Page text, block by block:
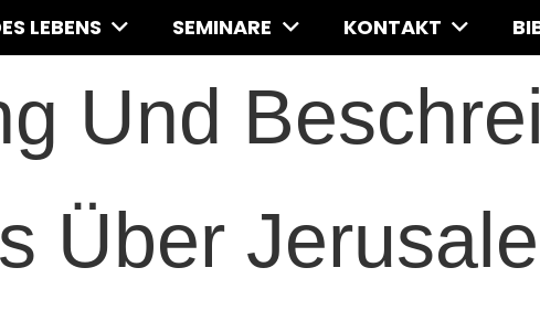
LEBENS SEMINARE KONTAKT
Und
Über